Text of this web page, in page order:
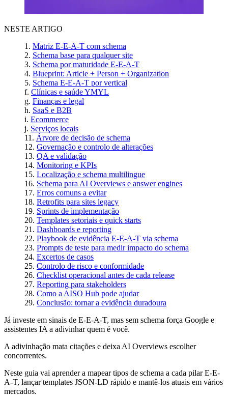
NESTE ARTIGO
Matriz E-E-A-T com schema
Schema base para qualquer site
Schema por maturidade E-E-A-T
Blueprint: Article + Person + Organization
Schema E-E-A-T por vertical
Clínicas e saúde YMYL
Finanças e legal
SaaS e B2B
Ecommerce
Serviços locais
Árvore de decisão de schema
Governação e controlo de alterações
QA e validação
Monitoring e KPIs
Localização e schema multilingue
Schema para AI Overviews e answer engines
Erros comuns a evitar
Retrofits para sites legacy
Sprints de implementação
Templates setoriais e quick starts
Dashboards e reporting
Playbook de evidência E-E-A-T via schema
Prompts de teste para medir impacto do schema
Excertos de casos
Controlo de risco e conformidade
Checklist operacional antes de cada release
Reporting para stakeholders
Como a AISO Hub pode ajudar
Conclusão: tornar a evidência duradoura
Já investe em sinais de E-E-A-T, mas sem schema força Google e
assistentes IA a adivinhar quem é você.
A adivinhação mata citações e deixa AI Overviews escolher
concorrentes.
Neste guia vai aprender a mapear tipos de schema a cada pilar E-E-
A-T, lançar templates JSON-LD rápido e mantê-los atuais em vários
mercados.